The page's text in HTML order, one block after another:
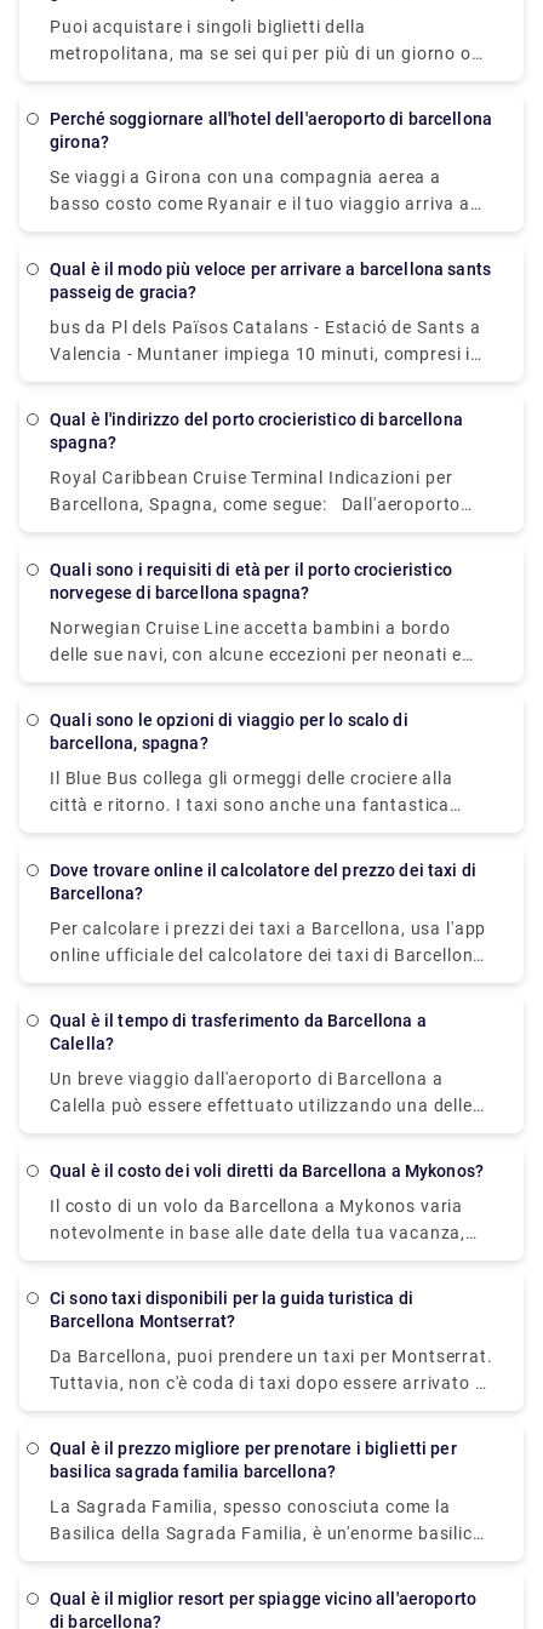
biglietti".
Puoi acquistare i singoli biglietti della
metropolitana, ma se sei qui per più di un giorno o
vuoi fare più di cinque viaggi in metropolitana o
considerazione la Barcelona Card se desideri un
tutta la durata della tua vacanza e risparmi sulle
attività. Potrebbe farti risparmiare un sacco di
Perché soggiornare all'hotel dell'aeroporto di barcellona
girona?
Se viaggi a Girona con una compagnia aerea a
basso costo come Ryanair e il tuo viaggio arriva a
tarda notte, potresti voler soggiornare in un comodo
da capo il giorno successivo. C'è un hotel
e convenienti. L'hotel si trova a pochi minuti a piedi
dall'aeroporto di Girona, il che lo rende un bel posto
alloggio pulito ed economico per la notte.
Qual è il modo più veloce per arrivare a barcellona sants
passeig de gracia?
bus da Pl dels Països Catalans - Estació de Sants a
Valencia - Muntaner impiega 10 minuti, compresi i
trasferimenti, e parte ogni 15 minuti. I servizi bus
partono dalla stazione Pl dels Països Catalans -
Qual è l'indirizzo del porto crocieristico di barcellona
spagna?
Royal Caribbean Cruise Terminal Indicazioni per
Barcellona, Spagna, come segue: Dall'aeroporto
internazionale El Prat (BCN) al molo (10 miglia,
alla città di Barcellona. Una volta lì, seguire
Svoltare a destra e poi seguire le indicazioni che
dicono PUERTO.
Quali sono i requisiti di età per il porto crocieristico
norvegese di barcellona spagna?
Norwegian Cruise Line accetta bambini a bordo
delle sue navi, con alcune eccezioni per neonati e
donne in gravidanza. Almeno una persona in ogni
Norwegian. La tua età il giorno della partenza è
del viaggio.
Quali sono le opzioni di viaggio per lo scalo di
barcellona, spagna?
Il Blue Bus collega gli ormeggi delle crociere alla
città e ritorno. I taxi sono anche una fantastica
opzione per spostarsi in città. Altrimenti, camminare
come Las Ramblas, dove le persone dominano la
noleggiare un'auto. La metropolitana, gli autobus, i
treni, le funicolari e le auto di trasferimento hanno
modi di trasporto.
Dove trovare online il calcolatore del prezzo dei taxi di
Barcellona?
Per calcolare i prezzi dei taxi a Barcellona, usa l'app
online ufficiale del calcolatore dei taxi di Barcellona.
Stima il costo di una corsa in taxi a Barcellona in
metropolitana utilizzando i prezzi dei taxi di
Qual è il tempo di trasferimento da Barcellona a
Calella?
Un breve viaggio dall'aeroporto di Barcellona a
Calella può essere effettuato utilizzando una delle
tre opzioni: treno, autobus o taxi (trasferimento). Se
viaggio dura 1 ora e 11 minuti e costa 4,9 EUR. La
corsa in autobus dura 1 ora e 10 minuti e costa 9,5
EUR. Puoi andare da Barcellona a Calella in 50
minuti in taxi o trasferimento, ma ti costerà almeno
EUR 130. Barcellona e Calella sono separate da 72
chilometri (o 52 chilometri dal centro di Barcellona).
Qual è il costo dei voli diretti da Barcellona a Mykonos?
Il costo di un volo da Barcellona a Mykonos varia
notevolmente in base alle date della tua vacanza,
alla stagionalità e alle festività locali. Il biglietto
Barcellona, tuttavia, è di £ 80.
Ci sono taxi disponibili per la guida turistica di
Barcellona Montserrat?
Da Barcellona, puoi prendere un taxi per Montserrat.
Tuttavia, non c'è coda di taxi dopo essere arrivato a
Montserrat. Devi contattare la società di
prelevato e riportarti a Barcellona. E mentre sei a
panoramiche della Catalogna. Poiché Montserrat è
fuori città e si trova in campagna, offre anche un
Qual è il prezzo migliore per prenotare i biglietti per
basilica sagrada familia barcellona?
La Sagrada Familia, spesso conosciuta come la
Basilica della Sagrada Familia, è un'enorme basilica
minore cattolica romana incompiuta a Barcellona, in
(1852–1926), un importante architetto
Qual è il miglior resort per spiagge vicino all'aeroporto
di barcellona?